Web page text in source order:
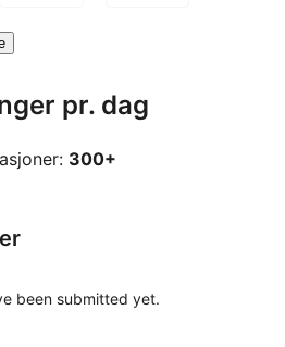
pr. dag
300+
been submitted yet.